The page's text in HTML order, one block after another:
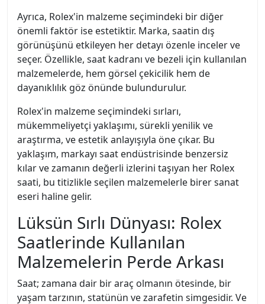
Ayrıca, Rolex'in malzeme seçimindeki bir diğer
önemli faktör ise estetiktir. Marka, saatin dış
görünüşünü etkileyen her detayı özenle inceler ve
seçer. Özellikle, saat kadranı ve bezeli için kullanılan
malzemelerde, hem görsel çekicilik hem de
dayanıklılık göz önünde bulundurulur.
Rolex'in malzeme seçimindeki sırları,
mükemmeliyetçi yaklaşımı, sürekli yenilik ve
araştırma, ve estetik anlayışıyla öne çıkar. Bu
yaklaşım, markayı saat endüstrisinde benzersiz
kılar ve zamanın değerli izlerini taşıyan her Rolex
saati, bu titizlikle seçilen malzemelerle birer sanat
eseri haline gelir.
Lüksün Sırlı Dünyası: Rolex
Saatlerinde Kullanılan
Malzemelerin Perde Arkası
Saat; zamana dair bir araç olmanın ötesinde, bir
yaşam tarzının, statünün ve zarafetin simgesidir. Ve